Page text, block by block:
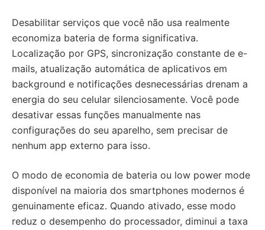
Desabilitar serviços que você não usa realmente
economiza bateria de forma significativa.
Localização por GPS, sincronização constante de e-
mails, atualização automática de aplicativos em
background e notificações desnecessárias drenam a
energia do seu celular silenciosamente. Você pode
desativar essas funções manualmente nas
configurações do seu aparelho, sem precisar de
nenhum app externo para isso.
O modo de economia de bateria ou low power mode
disponível na maioria dos smartphones modernos é
genuinamente eficaz. Quando ativado, esse modo
reduz o desempenho do processador, diminui a taxa